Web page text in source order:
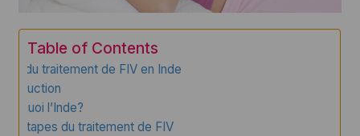
Table of Contents
du traitement de FIV en Inde
l’Inde?
étapes du traitement de FIV